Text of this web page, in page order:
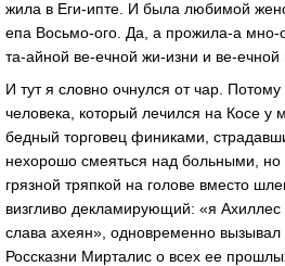
жила в Еги-ипте. И была любимой
епа Восьмо-ого. Да, а прожила-а мно-
та-айной ве-ечной жи-изни и ве-
И тут я словно очнулся от чар.
человека, который лечился на Косе у
бедный торговец финиками,
нехорошо смеяться над больными, но
грязной тряпкой на голове вместо
визгливо декламирующий: «я
слава ахеян», одновременно вызывал
Россказни Мирталис о всех ее